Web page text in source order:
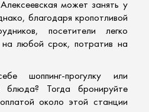
может занять у
благодаря кропотливой
посетители легко
на любой срок, потратив на
шоппинг-прогулку или
блюда? Тогда бронируйте
около этой станции